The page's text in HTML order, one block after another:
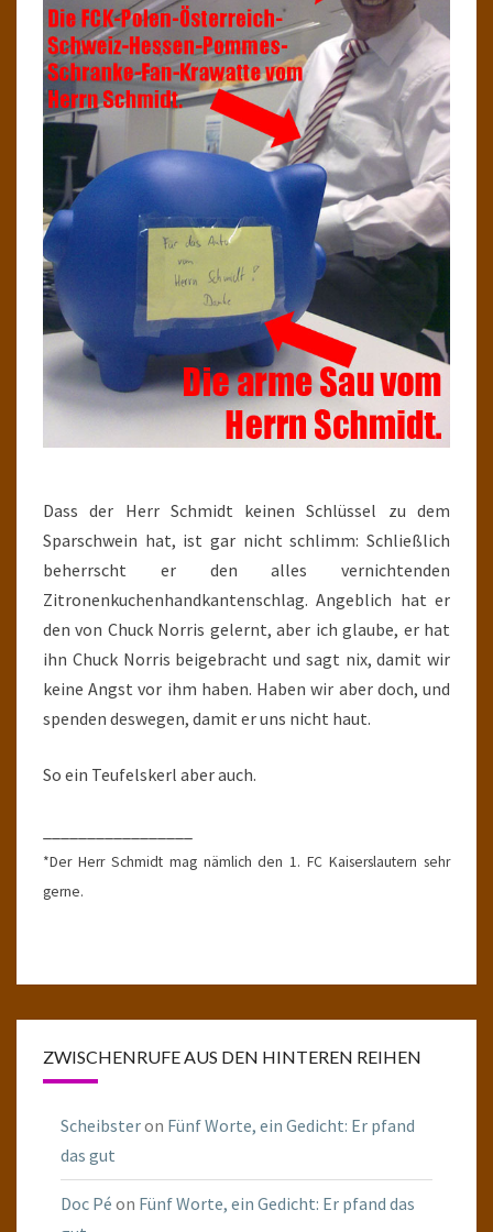
Dass der Herr Schmidt keinen Schlüssel zu dem
Sparschwein hat, ist gar nicht schlimm: Schließlich
beherrscht er den alles vernichtenden
Zitronenkuchenhandkantenschlag. Angeblich hat er
den von Chuck Norris gelernt, aber ich glaube, er hat
ihn Chuck Norris beigebracht und sagt nix, damit wir
keine Angst vor ihm haben. Haben wir aber doch, und
spenden deswegen, damit er uns nicht haut.
So ein Teufelskerl aber auch.
*Der Herr Schmidt mag nämlich den 1. FC Kaiserslautern sehr
gerne.
ZWISCHENRUFE AUS DEN HINTEREN REIHEN
Scheibsteron Fünf Worte, ein Gedicht: Er pfand
das gut
Doc Pé on Fünf Worte, ein Gedicht: Er pfand das